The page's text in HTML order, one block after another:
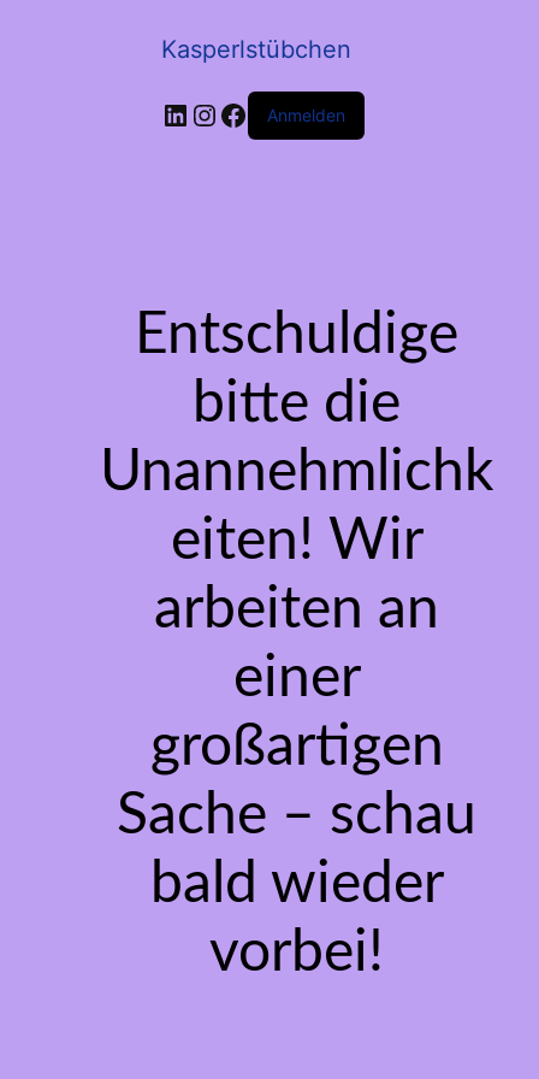
Kasperlstübchen
LinkedIn
Instagram
Facebook
Anmelden
Entschuldige
bitte die
Unannehmlichk
eiten! Wir
arbeiten an
einer
großartigen
Sache – schau
bald wieder
vorbei!